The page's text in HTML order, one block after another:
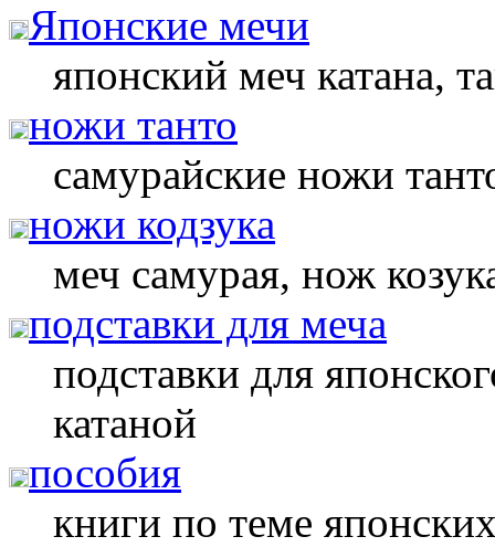
Японские мечи
японский меч катана,
ножи танто
самурайские ножи
ножи кодзука
меч самурая, нож
подставки для меча
подставки для
катаной
пособия
книги по теме